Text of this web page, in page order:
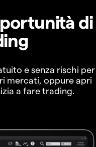
di
e senza rischi per
mercati, oppure apri
a fare trading.